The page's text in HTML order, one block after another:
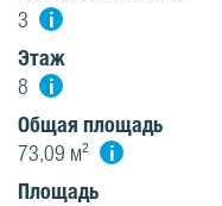
3 i
Этаж
8 i
Oбщая площадь
73,09 м² i
Площадь